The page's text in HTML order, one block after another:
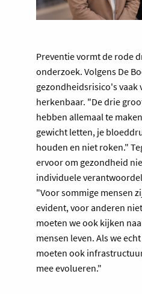
Preventie vormt de rode
onderzoek. Volgens De
gezondheidsrisico's vaak
herkenbaar. "De drie
hebben allemaal te
gewicht letten, je
houden en niet roken."
ervoor om gezondheid
individuele
"Voor sommige mensen
evident, voor anderen
moeten we ook kijken
mensen leven. Als we
moeten ook
mee evolueren."